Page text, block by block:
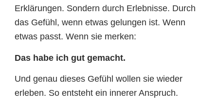
Erklärungen. Sondern durch Erlebnisse. Durch
das Gefühl, wenn etwas gelungen ist. Wenn
etwas passt. Wenn sie merken:
Das habe ich gut gemacht.
Und genau dieses Gefühl wollen sie wieder
erleben. So entsteht ein innerer Anspruch.